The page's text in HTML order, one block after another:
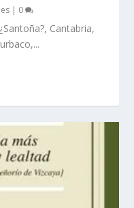
| 0
Cantabria,